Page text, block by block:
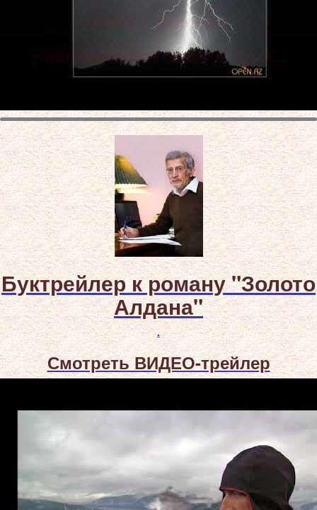
Буктрейлер к роману "Золото
Алдана"
.
Смотреть ВИДЕО-трейлер